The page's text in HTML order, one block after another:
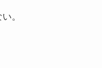
。